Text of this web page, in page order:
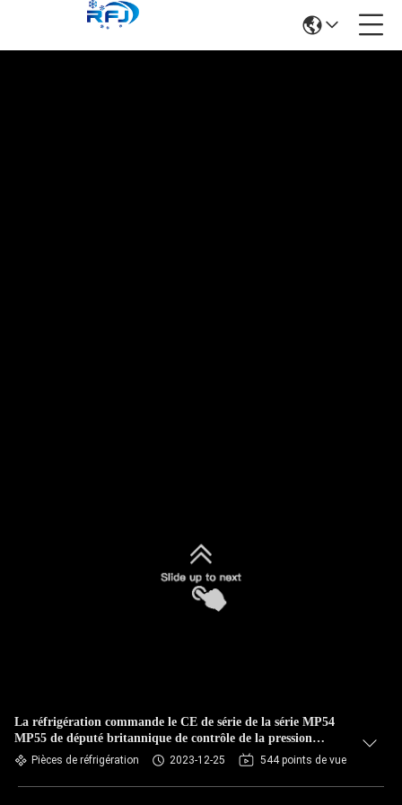
La réfrigération commande le CE de série de la série MP54
MP55 de député britannique de contrôle de la pression
différentiel d'huile C.A. de 230 V ou de 115 V. Ou C.C.
Pièces de réfrigération 2023-12-25 544 points de vue